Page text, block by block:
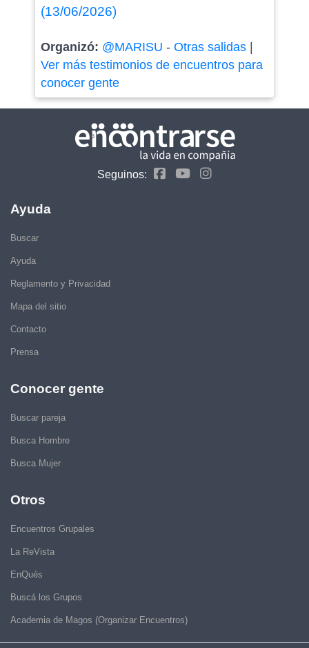
(13/06/2026)
Organizó: @MARISU - Otras salidas|
Ver más testimonios de encuentros para
conocer gente
Seguinos:
Ayuda
Buscar
Ayuda
Reglamento y Privacidad
Mapa del sitio
Contacto
Prensa
Conocer gente
Buscar pareja
Busca Hombre
Busca Mujer
Otros
Encuentros Grupales
La ReVista
EnQués
Buscá los Grupos
Academia de Magos (Organizar Encuentros)